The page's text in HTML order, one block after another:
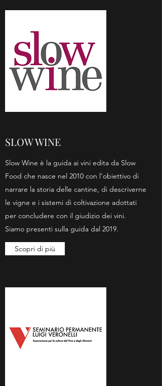
SLOW WINE
Slow Wine è la guida ai vini edita da Slow
Food che nasce nel 2010 con l’obiettivo di
narrare la storia delle cantine, di descriverne
le vigne e i sistemi di coltivazione adottati
per concludere con il giudizio dei vini.
Siamo presenti sulla guida dal 2019.
Scopri di più